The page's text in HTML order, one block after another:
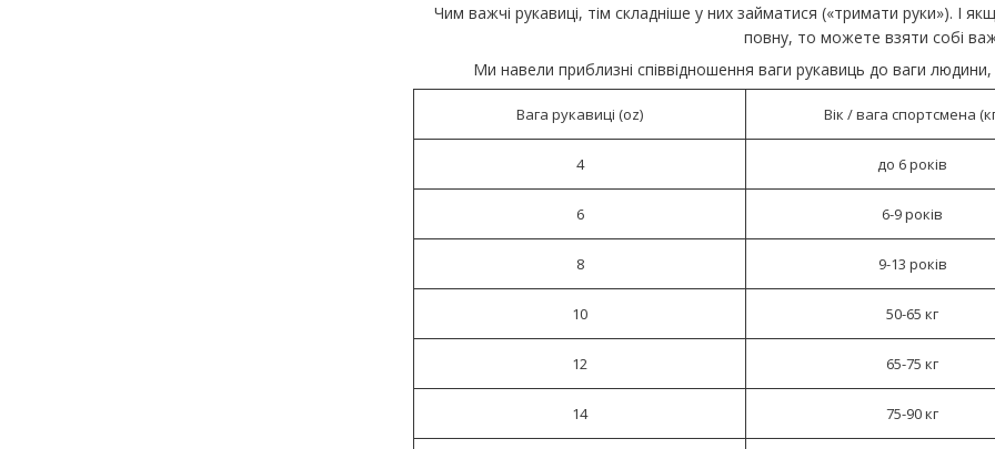
Чим важчі рукавиці, тім складніше у них займатися («тримати руки»). І
повну, то можете взяти собі
Ми навели приблизні співвідношення ваги рукавиць до ваги
Вага рукавиці (oz) Вік / вага спортсмена
4 до 6 років
6 6-9 років
8 9-13 років
10 50-65 кг
12 65-75 кг
14 75-90 кг